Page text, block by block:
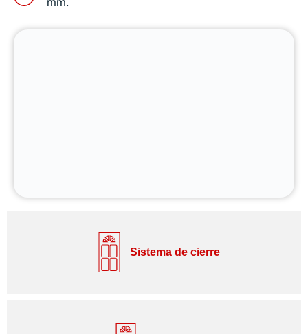
Sistema de cierre